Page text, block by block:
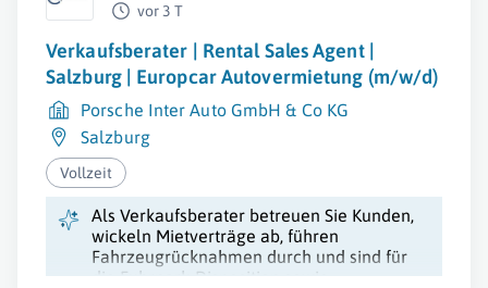
vor 3 T
Verkaufsberater | Rental Sales Agent |
Salzburg | Europcar Autovermietung (m/w/d)
Porsche Inter Auto GmbH & Co KG
Salzburg
Vollzeit
Als Verkaufsberater betreuen Sie Kunden,
wickeln Mietverträge ab, führen
Fahrzeugrücknahmen durch und sind für
die Fuhrpark-Disposition sowie